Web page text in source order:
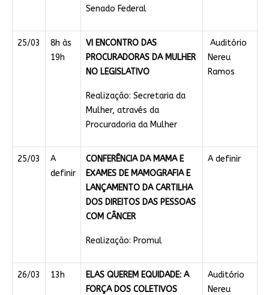
Senado Federal
25/03
8h às
19h
VI ENCONTRO DAS
PROCURADORAS DA MULHER
NO LEGISLATIVO
Realização: Secretaria da
Mulher, através da
Procuradoria da Mulher
Auditório
Nereu
Ramos
25/03
A
definir
CONFERÊNCIA DA MAMA E
EXAMES DE MAMOGRAFIA E
LANÇAMENTO DA CARTILHA
DOS DIREITOS DAS PESSOAS
COM CÂNCER
Realização: Promul
A definir
26/03 13h
ELAS QUEREM EQUIDADE: A
FORÇA DOS COLETIVOS
Auditório
Nereu